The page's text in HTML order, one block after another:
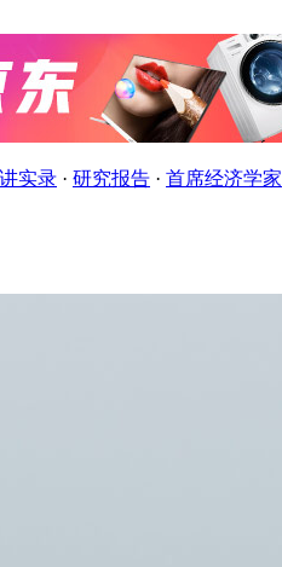
实录 · 研究报告 · 首席经济学家